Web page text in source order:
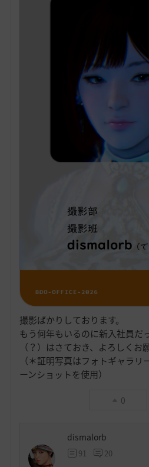
撮影ばかりしております。
もう何年もいるのに新入社員だ
（？）はさておき、よろしくお
（＊証明写真はフォトギャラ
ーンショットを使用）
0
dismalorb
91 20